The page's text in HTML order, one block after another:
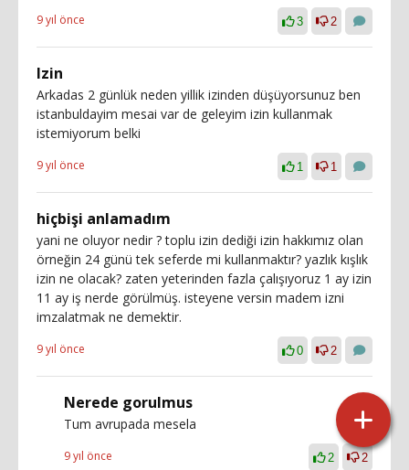
9 yıl önce 3 2
Izin
Arkadas 2 günlük neden yillik izinden düşüyorsunuz ben
istanbuldayim mesai var de geleyim izin kullanmak
istemiyorum belki
9 yıl önce 1 1
hiçbişi anlamadım
yani ne oluyor nedir ? toplu izin dediği izin hakkımız olan
örneğin 24 günü tek seferde mi kullanmaktır? yazlık kışlık
izin ne olacak? zaten yeterinden fazla çalışıyoruz 1 ay izin
11 ay iş nerde görülmüş. isteyene versin madem izni
imzalatmak ne demektir.
9 yıl önce 0 2
Nerede gorulmus
Tum avrupada mesela
9 yıl önce 2 2